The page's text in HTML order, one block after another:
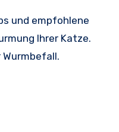
Ihrer Katze.